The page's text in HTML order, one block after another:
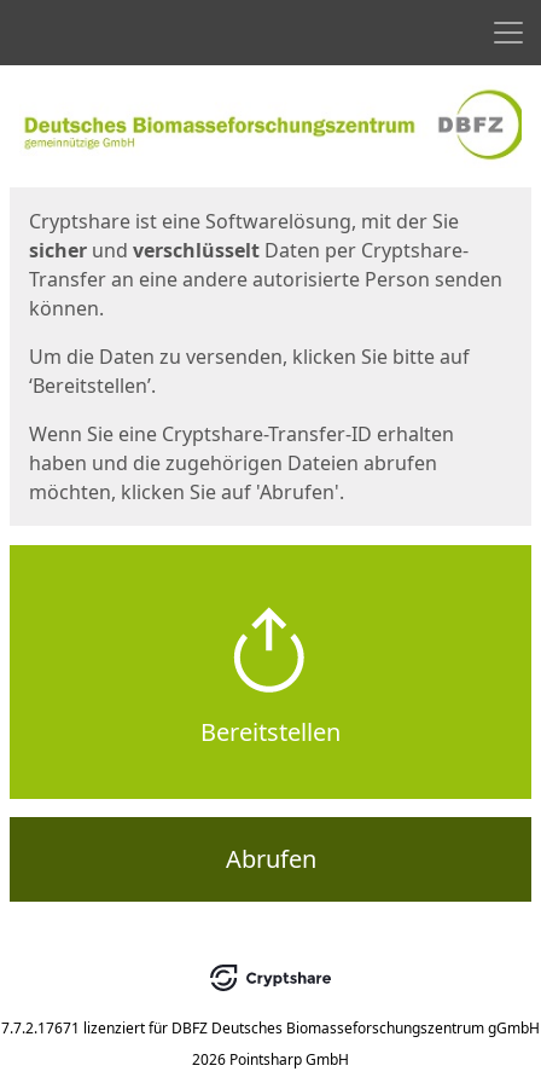
Cryptshare ist eine Softwarelösung, mit der Sie
sicher und verschlüsselt Daten per Cryptshare-
Transfer an eine andere autorisierte Person senden
können.
Um die Daten zu versenden, klicken Sie bitte auf
‘Bereitstellen’.
Wenn Sie eine Cryptshare-Transfer-ID erhalten
haben und die zugehörigen Dateien abrufen
möchten, klicken Sie auf 'Abrufen'.
Bereitstellen
Abrufen
7.7.2.17671 lizenziert für DBFZ Deutsches Biomasseforschungszentrum gGmbH
2026 Pointsharp GmbH